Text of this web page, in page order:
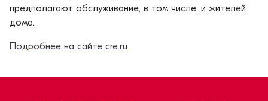
предполагают обслуживание, в том числе, и жителей
дома.
Подробнее на сайте cre.ru